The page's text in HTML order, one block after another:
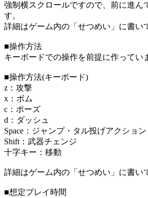
強制横スクロールですので、前に進ん
す。
詳細はゲーム内の「せつめい」に書い
■操作方法
キーボードでの操作を前提に作ってい
■操作方法(キーボード)
z：攻撃
x：ボム
c：ポーズ
d：ダッシュ
Space：ジャンプ・タル投げアクション
Shift：武器チェンジ
十字キー：移動
詳細はゲーム内の「せつめい」に書い
■想定プレイ時間